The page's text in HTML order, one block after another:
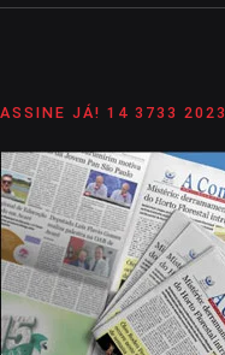
ASSINE JÁ! 14 3733 2023